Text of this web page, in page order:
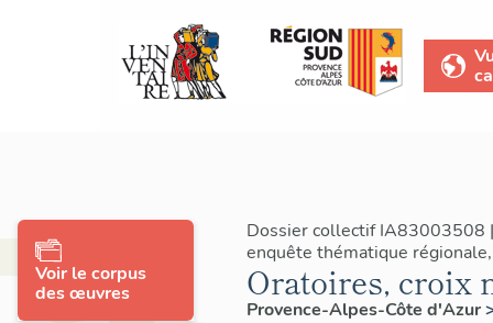
Dossier collectif IA83003508
enquête thématique
Oratoires, croix
Provence-Alpes-Côte d'Azur
Voir le corpus
des œuvres